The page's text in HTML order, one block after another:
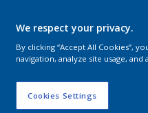
We respect your privacy.
By clicking “Accept All Cookies”,
navigation, analyze site usage,
Cookies Settings